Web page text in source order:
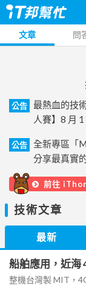
文章 問
公告
最熱血的技
人賽】8 月
公告
全新專區「
分享最真實
前往
技術文章
最新
船舶應用，近海
整機台灣製 MIT，